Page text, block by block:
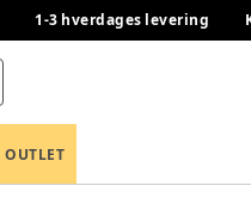
1-3 hverdages levering
OUTLET